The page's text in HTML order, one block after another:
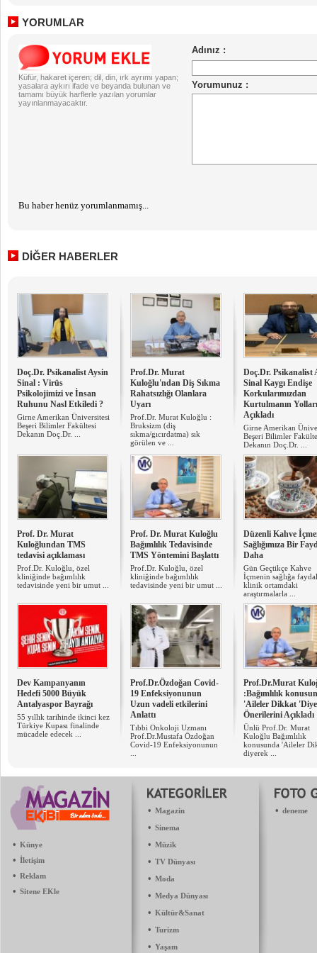
YORUMLAR
Küfür, hakaret içeren; dil, din, ırk ayrımı yapan;
yasalara aykırı ifade ve beyanda bulunan ve
tamamı büyük harflerle yazılan yorumlar
yayınlanmayacaktır.
Bu haber henüz yorumlanmamış...
DİĞER HABERLER
Doç.Dr. Psikanalist Aysin
Sinal : Virüs
Psikolojimizi ve İnsan
Ruhunu Nasl Etkiledi ?
Girne Amerikan Üniversitesi
Beşeri Bilimler Fakültesi
Dekanın Doç.Dr. ...
Prof.Dr. Murat
Kuloğlu'ndan Diş Sıkma
Rahatsızlığı Olanlara
Uyarı
Prof.Dr. Murat Kuloğlu :
Bruksizm (diş
sıkma/gıcırdatma) sık
görülen ve ...
Doç.Dr. Psikanalist
Sinal Kaygı Endişe
Korkularımızdan
Kurtulmanın
Açıkladı
Girne Amerikan
Beşeri Bilimler
Dekanın Doç.Dr. ...
Prof. Dr. Murat
Kuloğlundan TMS
tedavisi açıklaması
Prof.Dr. Kuloğlu, özel
kliniğinde bağımlılık
tedavisinde yeni bir umut ...
Prof. Dr. Murat Kuloğlu
Bağımlılık Tedavisinde
TMS Yöntemini Başlattı
Prof.Dr. Kuloğlu, özel
kliniğinde bağımlılık
tedavisinde yeni bir umut ...
Düzenli Kahve
Sağlığımıza Bir
Daha
Gün Geçtikçe Kahve
İçmenin sağlığa
klinik ortamdaki
araştırmalarla ...
Dev Kampanyanın
Hedefi 5000 Büyük
Antalyaspor Bayrağı
55 yıllık tarihinde ikinci kez
Türkiye Kupası finalinde
mücadele edecek ...
Prof.Dr.Özdoğan Covid-
19 Enfeksiyonunun
Uzun vadeli etkilerini
Anlattı
Tıbbi Onkoloji Uzmanı
Prof.Dr.Mustafa Özdoğan
Covid-19 Enfeksiyonunun
Prof.Dr.Murat
:Bağımlılık
'Aileler Dikkat
Önerilerini Açıkladı
Ünlü Prof.Dr. Murat
Kuloğlu Bağımlılık
konusunda 'Aileler
diyerek ...
• Künye
• İletişim
• Reklam
• Sitene EKle
• Magazin
• Sinema
• Müzik
• TV Dünyası
• Moda
• Medya Dünyası
• Kültür&Sanat
• Turizm
• Yaşam
• deneme